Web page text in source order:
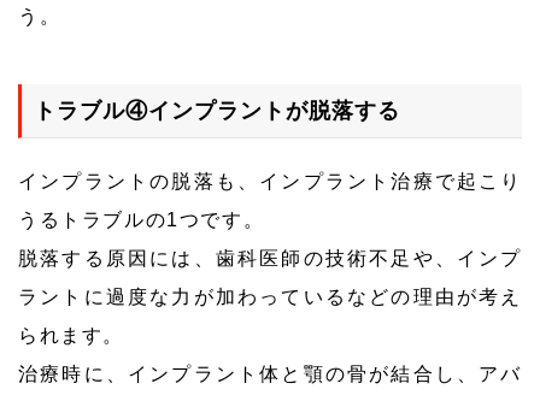
う。
トラブル④インプラントが脱落する
インプラントの脱落も、インプラント治療で起こり
うるトラブルの1つです。
脱落する原因には、歯科医師の技術不足や、インプ
ラントに過度な力が加わっているなどの理由が考え
られます。
治療時に、インプラント体と顎の骨が結合し、アバ